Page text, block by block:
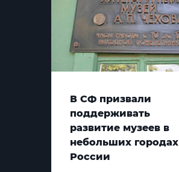
В СФ призвали
поддерживать
развитие музеев в
небольших городах
России